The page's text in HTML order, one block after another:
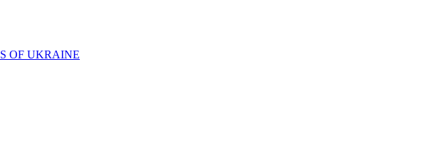
OF UKRAINE